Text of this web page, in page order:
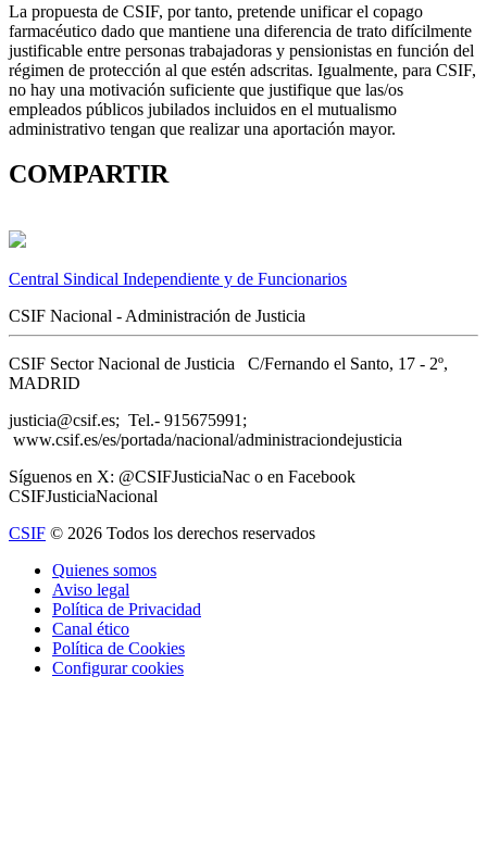
La propuesta de CSIF, por tanto, pretende unificar el copago
farmacéutico dado que mantiene una diferencia de trato difícilmente
justificable entre personas trabajadoras y pensionistas en función del
régimen de protección al que estén adscritas. Igualmente, para CSIF,
no hay una motivación suficiente que justifique que las/os
empleados públicos jubilados incluidos en el mutualismo
administrativo tengan que realizar una aportación mayor.
COMPARTIR
Central Sindical Independiente y de Funcionarios
CSIF Nacional - Administración de Justicia
CSIF Sector Nacional de Justicia C/Fernando el Santo, 17 - 2º,
MADRID
justicia@csif.es; Tel.- 915675991;
www.csif.es/es/portada/nacional/administraciondejusticia
Síguenos en X: @CSIFJusticiaNac o en Facebook
CSIFJusticiaNacional
CSIF © 2026 Todos los derechos reservados
Quienes somos
Aviso legal
Política de Privacidad
Canal ético
Política de Cookies
Configurar cookies